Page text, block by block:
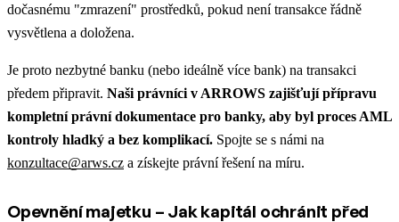
dočasnému "zmrazení" prostředků, pokud není transakce řádně
vysvětlena a doložena.
Je proto nezbytné banku (nebo ideálně více bank) na transakci
předem připravit. Naši právníci v ARROWS zajišťují přípravu
kompletní právní dokumentace pro banky, aby byl proces AML
kontroly hladký a bez komplikací. Spojte se s námi na
konzultace@arws.cz a získejte právní řešení na míru.
Opevnění majetku – Jak kapitál ochránit před